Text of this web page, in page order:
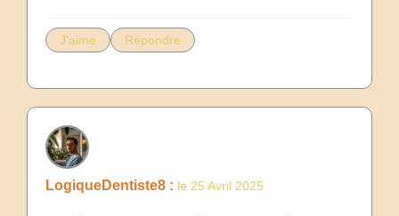
J'aime Répondre
LogiqueDentiste8 : le 25 Avril 2025